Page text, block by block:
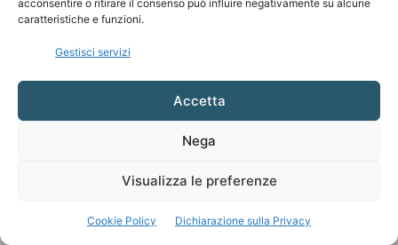
acconsentire o ritirare il consenso può influire negativamente su alcune
caratteristiche e funzioni.
Gestisci servizi
Accetta
Nega
Visualizza le preferenze
Cookie Policy Dichiarazione sulla Privacy